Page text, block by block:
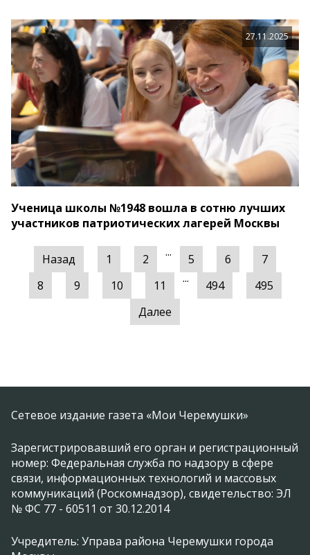
27.11.2025
Ученица школы №1948 вошла в сотню лучших
участников патриотических лагерей Москвы
Назад 1 2 ... 5 6
7
8
9 10 11 ... 494
495
Далее
Сетевое издание газета «Мои Черемушки»
Зарегистрировавший его орган и регистрационный
номер: Федеральная служба по надзору в сфере
связи, информационных технологий и массовых
коммуникаций (Роскомнадзор), свидетельство: ЭЛ
№ ФС 77 - 60511 от 30.12.2014
Учредитель: Управа района Черемушки города